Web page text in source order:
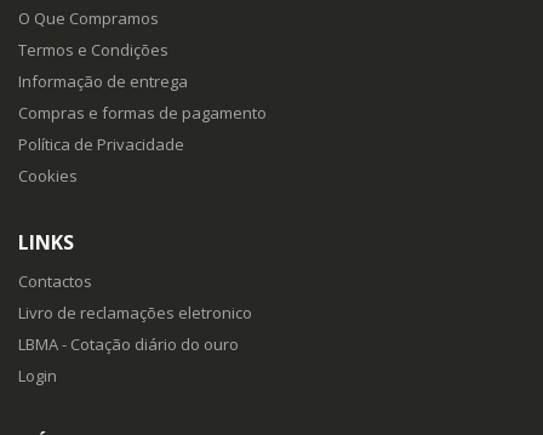
O Que Compramos
Termos e Condições
Informação de entrega
Compras e formas de pagamento
Política de Privacidade
Cookies
LINKS
Contactos
Livro de reclamações eletronico
LBMA - Cotação diário do ouro
Login